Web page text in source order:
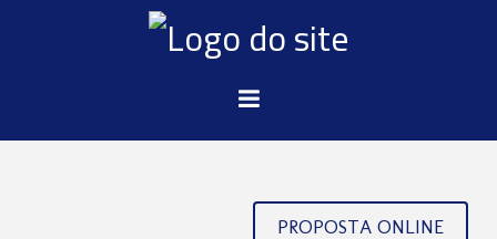
PROPOSTA ONLINE